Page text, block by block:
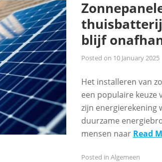
blijf
Posted on 10 January 2025
Het installeren van
een populaire keuze
zijn energierekening
duurzame
mensen naar Read
Posted in Algemeen